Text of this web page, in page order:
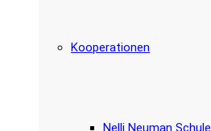
Kooperationen
Nelli Neuman Schule